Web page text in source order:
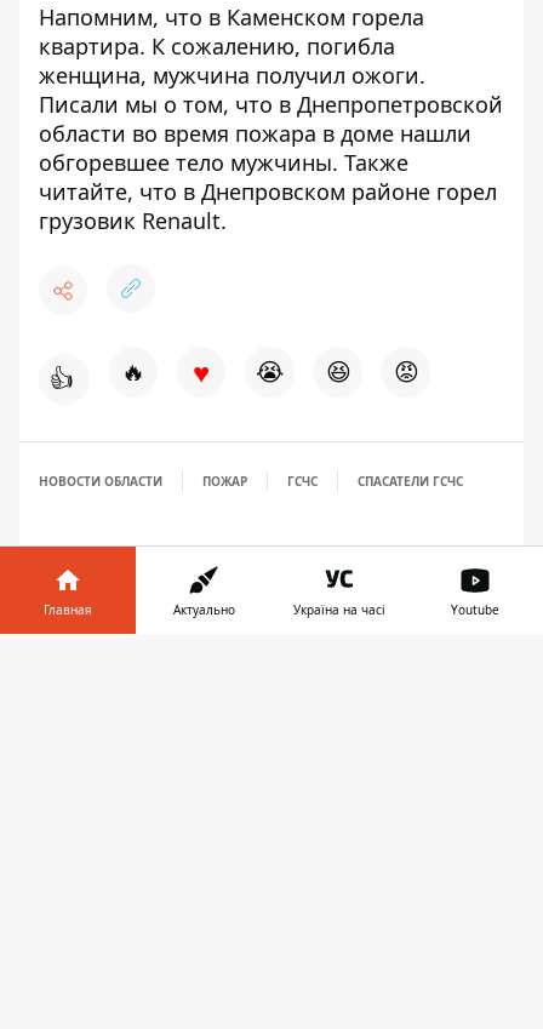
Напомним, что в Каменском горела
квартира. К сожалению, погибла
женщина, мужчина получил ожоги.
Писали мы о том, что в Днепропетровской
области во время пожара в доме нашли
обгоревшее тело мужчины. Также
читайте, что в Днепровском районе горел
грузовик Renault.
👍 🔥 ♥ 😭 😆 😡
НОВОСТИ ОБЛАСТИ ПОЖАР ГСЧС СПАСАТЕЛИ ГСЧС
Главная Актуально Україна на часі Youtube